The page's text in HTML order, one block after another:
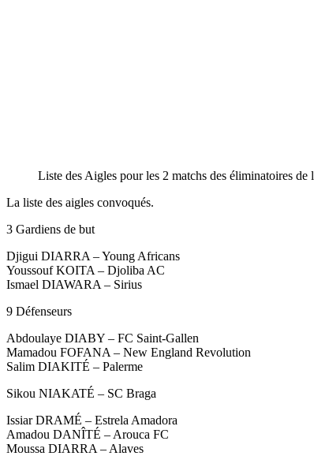
Liste des Aigles pour les 2 matchs des éliminatoires
La liste des aigles convoqués.
3 Gardiens de but
Djigui DIARRA – Young Africans
Youssouf KOITA – Djoliba AC
Ismael DIAWARA – Sirius
9 Défenseurs
Abdoulaye DIABY – FC Saint-Gallen
Mamadou FOFANA – New England Revolution
Salim DIAKITÉ – Palerme
Sikou NIAKATÉ – SC Braga
Issiar DRAMÉ – Estrela Amadora
Amadou DANÎTÉ – Arouca FC
Moussa DIARRA – Alaves